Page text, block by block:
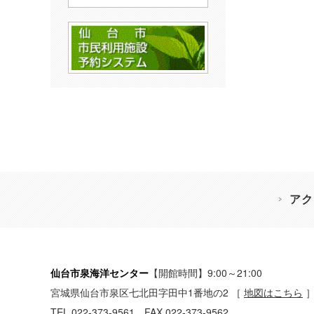
ア
仙台市泉海洋センター 【開館時間】9:00～21:00
宮城県仙台市泉区七北田字田中1番地の2
［ 地図はこちら